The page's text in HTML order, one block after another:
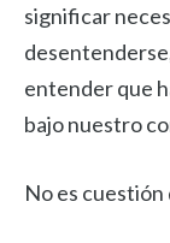
significar
entender que
bajo nuestro
No es cuestión